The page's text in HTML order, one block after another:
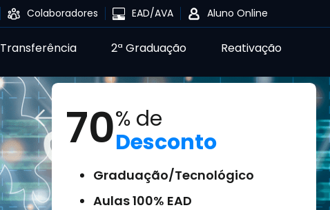
Colaboradores EAD/AVA Aluno Online
Transferência 2ª Graduação Reativação
70% de
Desconto
Graduação/Tecnológico
Aulas 100% EAD